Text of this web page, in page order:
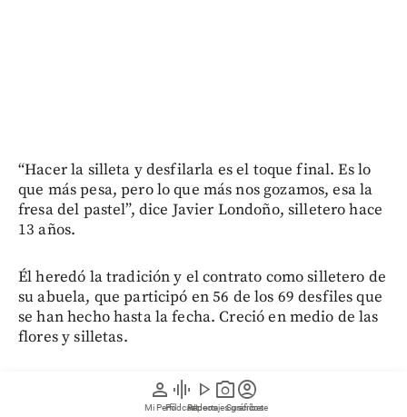
person
Mi Perfil
graphic_eq
Pódcast
play_arrow
Videos
photo_camera
Reportajes gráficos
account_circle
Suscríbete
“Hacer la silleta y desfilarla es el toque final. Es lo
que más pesa, pero lo que más nos gozamos, esa la
fresa del pastel”, dice Javier Londoño, silletero hace
13 años.
Él heredó la tradición y el contrato como silletero de
su abuela, que participó en 56 de los 69 desfiles que
se han hecho hasta la fecha. Creció en medio de las
flores y silletas.
“A uno los padres y los abuelos le inculcan el ser
silletereo desde que tiene uso de razón. Es una